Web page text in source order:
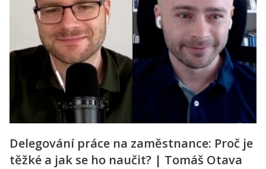
Delegování práce na zaměstnance: Proč je
těžké a jak se ho naučit? | Tomáš Otava